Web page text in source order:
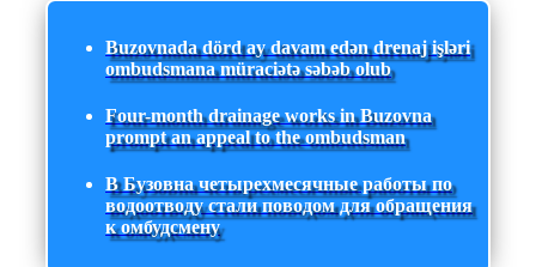
Buzovnada dörd ay davam edən drenaj işləri
ombudsmana müraciətə səbəb olub
Four-month drainage works in Buzovna
prompt an appeal to the ombudsman
В Бузовна четырехмесячные работы по
водоотводу стали поводом для обращения
к омбудсмену